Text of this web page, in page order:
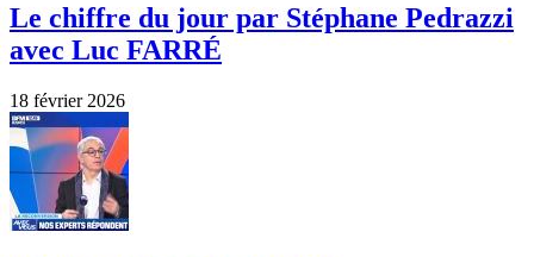
Le chiffre du jour par Stéphane Pedrazzi
avec Luc FARRÉ
18 février 2026